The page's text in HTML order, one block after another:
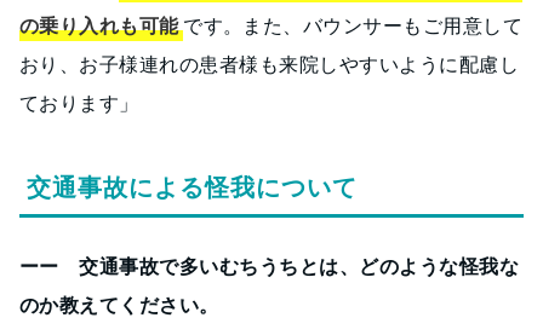
の乗り入れも可能 です。また、バウンサーもご用意して
おり、お子様連れの患者様も来院しやすいように配慮し
ております」
交通事故による怪我について
ーー 交通事故で多いむちうちとは、どのような怪我な
のか教えてください。